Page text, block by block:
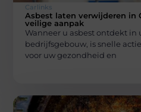
Carlinks
Asbest laten verwijderen in
veilige aanpak
Wanneer u asbest ontdekt in
bedrijfsgebouw, is snelle
voor uw gezondheid en